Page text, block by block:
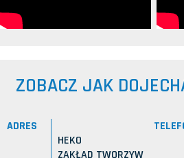
ZOBACZ JAK
ADRES
HEKO
ZAKŁAD TWORZYW